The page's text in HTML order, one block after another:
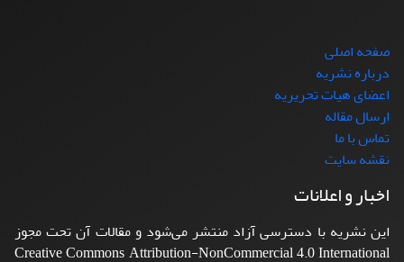
صفحه اصلی
درباره نشریه
اعضای هیات تحریریه
ارسال مقاله
تماس با ما
نقشه سایت
اخبار و اعلانات
این نشریه با دسترسی آزاد منتشر می‌شود و مقالات آن تحت مجوز
Creative Commons Attribution-NonCommercial 4.0 International